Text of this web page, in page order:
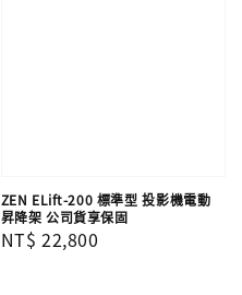
ZEN ELift-200 標準型 投影機電動
昇降架 公司貨享保固
Regular
NT$ 22,800